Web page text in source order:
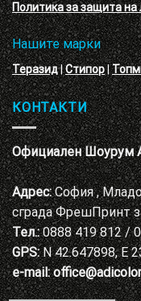
Политика за защита на
Нашите марки
Теразид|Стипор|
КОНТАКТИ
Официален Шоурум
Адрес:София ,
сграда ФрешПринт
Тел.:0888 419 812 /
GPS:N 42.647898, E
e-mail: